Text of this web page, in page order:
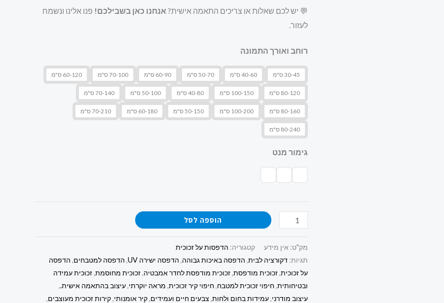
💬 יש לכם שאלות או צריכים התאמה אישית? אנחנו כאן בשבילכם! פנו אלינו ונשמח
לעזור.
רוחב ואורך התמונה
30-45 ס"מ 40-60 ס"מ 50-70 ס"מ 60-90 ס"מ 70-100 ס"מ 60-120 ס"מ
80-120 ס"מ 100-150 ס"מ 40-80 ס"מ 50-100 ס"מ 70-140 ס"מ
80-160 ס"מ 100-200 ס"מ 50-150 ס"מ 60-180 ס"מ 70-210 ס"מ
80-240 ס"מ
גימור מנט
הוספה לסל
מק"ט: אין מידע קטגוריה: הדפסות על זכוכית
תגיות: דקורציה לבית, הדפסה באיכות גבוהה, הדפסה ישירה UV , הדפסה למטבחים, הדפסה
על זכוכית,זכוכית מודפסת,זכוכית מודפסת לחדר אמבטיה,זכוכית מחוסמת,זכוכית עמידה
ובטיחותית,חיפוי זכוכית למטבח,חיפוי קיר זכוכית, מראה יוקרתי,עיצוב בהתאמה אישית.,
עיצוב מודרני,עמידות בחום ולחות, צבעים חיים ועמידים,קיר אומנותי,קירות זכוכית מעוצבים,